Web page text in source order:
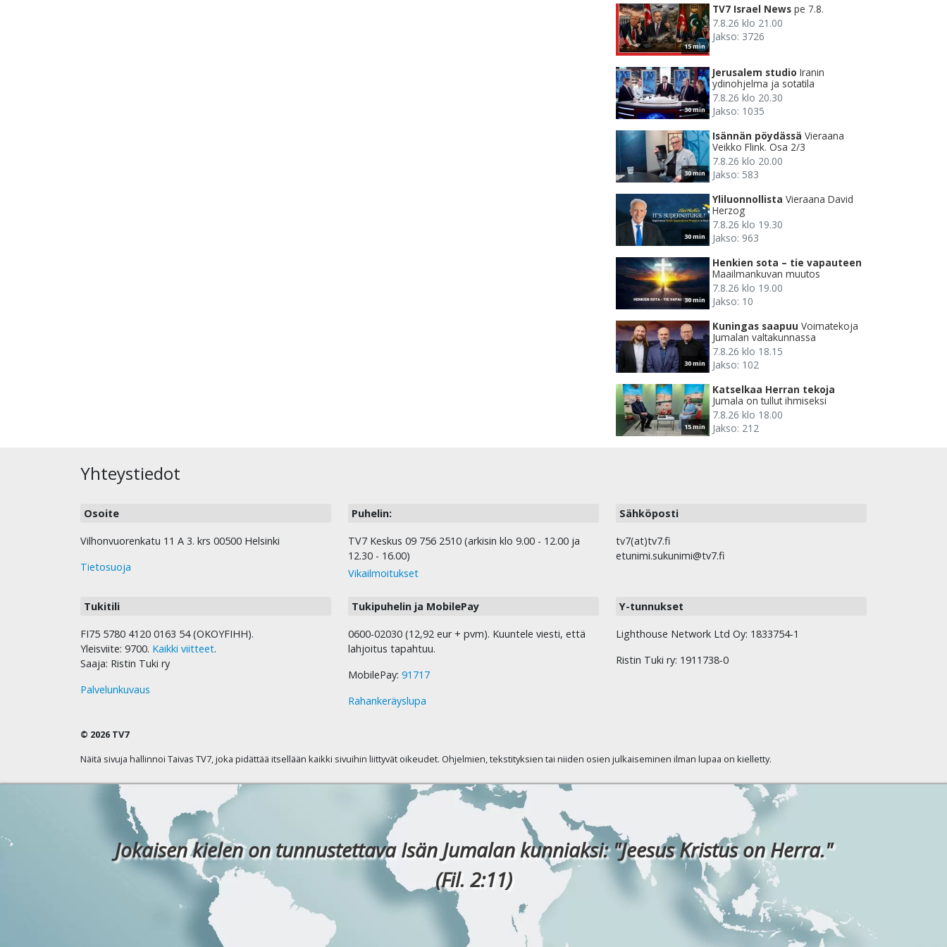
15 min
TV7 Israel News pe 7.8.
7.8.26 klo 21.00
Jakso: 3726
30 min
Jerusalem studio Iranin
ydinohjelma ja sotatila
7.8.26 klo 20.30
Jakso: 1035
30 min
Isännän pöydässä Vieraana
Veikko Flink. Osa 2/3
7.8.26 klo 20.00
Jakso: 583
30 min
Yliluonnollista Vieraana David
Herzog
7.8.26 klo 19.30
Jakso: 963
30 min
Henkien sota – tie vapauteen
Maailmankuvan muutos
7.8.26 klo 19.00
Jakso: 10
30 min
Kuningas saapuu Voimatekoja
Jumalan valtakunnassa
7.8.26 klo 18.15
Jakso: 102
15 min
Katselkaa Herran tekoja
Jumala on tullut ihmiseksi
7.8.26 klo 18.00
Jakso: 212
Yhteystiedot
Osoite
Vilhonvuorenkatu 11 A 3. krs 00500 Helsinki
Tietosuoja
Puhelin:
TV7 Keskus 09 756 2510 (arkisin klo 9.00 - 12.00 ja
12.30 - 16.00)
Vikailmoitukset
Sähköposti
tv7(at)tv7.fi
etunimi.sukunimi@tv7.fi
Tukitili
FI75 5780 4120 0163 54 (OKOYFIHH).
Yleisviite: 9700. Kaikki viitteet.
Saaja: Ristin Tuki ry
Palvelunkuvaus
Tukipuhelin ja MobilePay
0600-02030 (12,92 eur + pvm). Kuuntele viesti, että
lahjoitus tapahtuu.
MobilePay: 91717
Rahankeräyslupa
Y-tunnukset
Lighthouse Network Ltd Oy: 1833754-1
Ristin Tuki ry: 1911738-0
© 2026 TV7
Näitä sivuja hallinnoi Taivas TV7, joka pidättää itsellään kaikki sivuihin liittyvät oikeudet. Ohjelmien, tekstityksien tai niiden osien julkaiseminen ilman lupaa on kielletty.
Jokaisen kielen on tunnustettava Isän Jumalan kunniaksi: "Jeesus Kristus on Herra."
(Fil. 2:11)